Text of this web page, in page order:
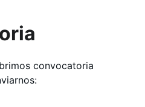
convocatoria